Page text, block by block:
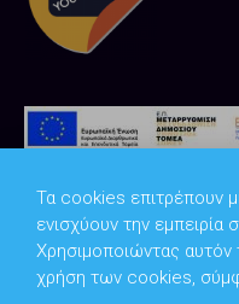
Τα cookies επιτρέπουν
ενισχύουν την εμπειρία
Χρησιμοποιώντας
χρήση των cookies,